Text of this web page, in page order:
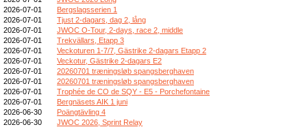
2026-07-01
Bergslagsserien 1
2026-07-01
Tjust 2-dagars, dag 2, lång
2026-07-01
JWOC O-Tour, 2-days, race 2, middle
2026-07-01
Trekvällars, Etapp 3
2026-07-01
Veckoturen 1-7/7, Gästrike 2-dagars Etapp 2
2026-07-01
Veckotur, Gästrike 2-dagars E2
2026-07-01
20260701 træningsløb spangsberghaven
2026-07-01
20260701 træningsløb spangsberghaven
2026-07-01
Trophée de CO de SQY - E5 - Porchefontaine
2026-07-01
Bergnäsets AIK 1 juni
2026-06-30
Poängtävling 4
2026-06-30
JWOC 2026, Sprint Relay